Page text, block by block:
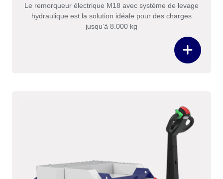
Le remorqueur électrique M18 avec système de levage
hydraulique est la solution idéale pour des charges
jusqu’à 8.000 kg